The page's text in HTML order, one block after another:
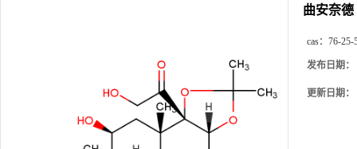
曲安奈德
cas： 76-25-
发布日期：
更新日期：